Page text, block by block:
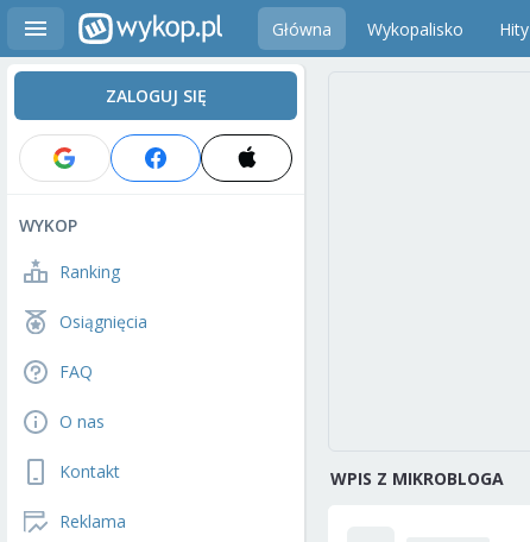
Główna Wykopalisko Hity
ZALOGUJ SIĘ
WYKOP
Ranking
Osiągnięcia
FAQ
O nas
Kontakt
Reklama
WPIS Z MIKROBLOGA